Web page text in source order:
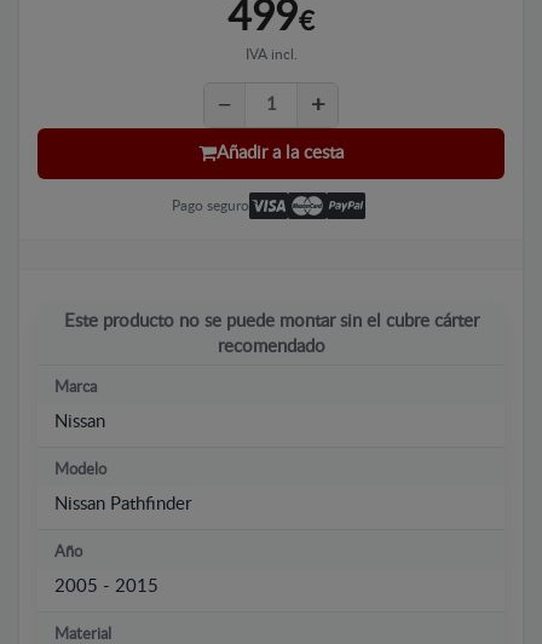
499€
IVA incl.
Añadir a la cesta
Pago seguro
Este producto no se puede montar sin el cubre cárter
recomendado
Marca
Nissan
Modelo
Nissan Pathfinder
Año
2005 - 2015
Material